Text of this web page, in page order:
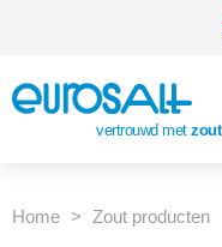
vertrouwd metzout
Home Zout producten